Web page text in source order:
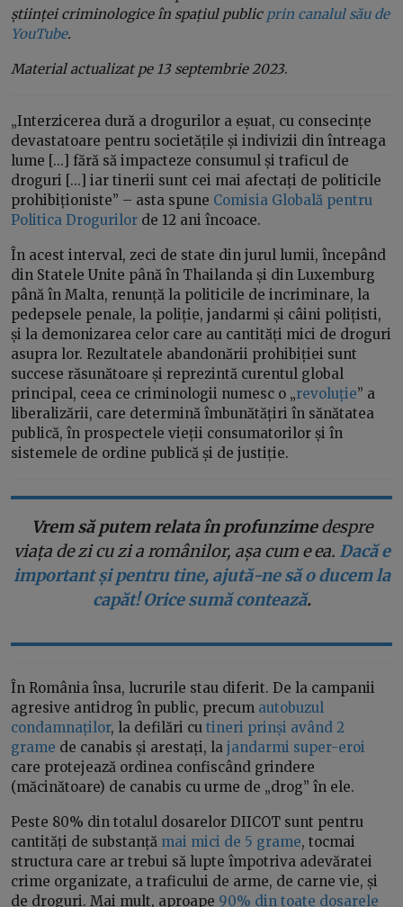
științei criminologice în spațiul public prin canalul său de
YouTube.
Material actualizat pe 13 septembrie 2023.
„Interzicerea dură a drogurilor a eșuat, cu consecințe
devastatoare pentru societățile și indivizii din întreaga
lume [...] fără să impacteze consumul și traficul de
droguri [...] iar tinerii sunt cei mai afectați de politicile
prohibiționiste” – asta spune Comisia Globală pentru
Politica Drogurilor de 12 ani încoace.
În acest interval, zeci de state din jurul lumii, începând
din Statele Unite până în Thailanda și din Luxemburg
până în Malta, renunță la politicile de incriminare, la
pedepsele penale, la poliție, jandarmi și câini polițisti,
și la demonizarea celor care au cantități mici de droguri
asupra lor. Rezultatele abandonării prohibiției sunt
succese răsunătoare și reprezintă curentul global
principal, ceea ce criminologii numesc o „revoluție” a
liberalizării, care determină îmbunătățiri în sănătatea
publică, în prospectele vieții consumatorilor și în
sistemele de ordine publică și de justiție.
Vrem să putem relata în profunzimedespre
viața de zi cu zi a românilor, așa cum e ea. Dacă e
important și pentru tine, ajută-ne să o ducem la
capăt! Orice sumă contează.
În România însa, lucrurile stau diferit. De la campanii
agresive antidrog în public, precum autobuzul
condamnaților, la defilări cu tineri prinși având 2
grame de canabis și arestați, la jandarmi super-eroi
care protejează ordinea confiscând grindere
(măcinătoare) de canabis cu urme de „drog” în ele.
Peste 80% din totalul dosarelor DIICOT sunt pentru
cantități de substanță mai mici de 5 grame, tocmai
structura care ar trebui să lupte împotriva adevăratei
crime organizate, a traficului de arme, de carne vie, și
de droguri. Mai mult, aproape 90% din toate dosarele